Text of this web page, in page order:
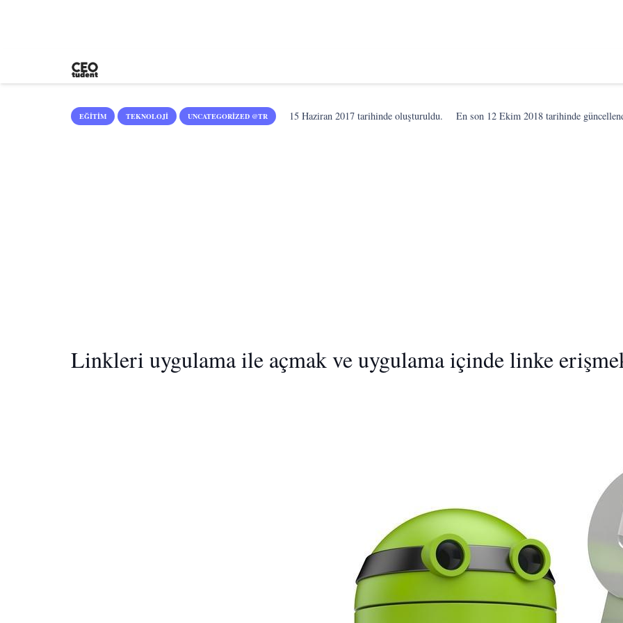
EĞITIM TEKNOLOJI UNCATEGORIZED @TR 15 Haziran 2017 tarihinde oluşturuldu. En son 12 Ekim 2018 tarihinde
Linkleri uygulama ile açmak ve uygulama içinde linke